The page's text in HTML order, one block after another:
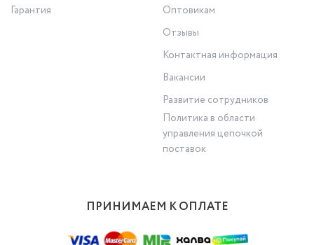
Гарантия
Оптовикам
Отзывы
Контактная информация
Вакансии
Развитие сотрудников
Политика в области
управления цепочкой
поставок
ПРИНИМАЕМ К ОПЛАТЕ